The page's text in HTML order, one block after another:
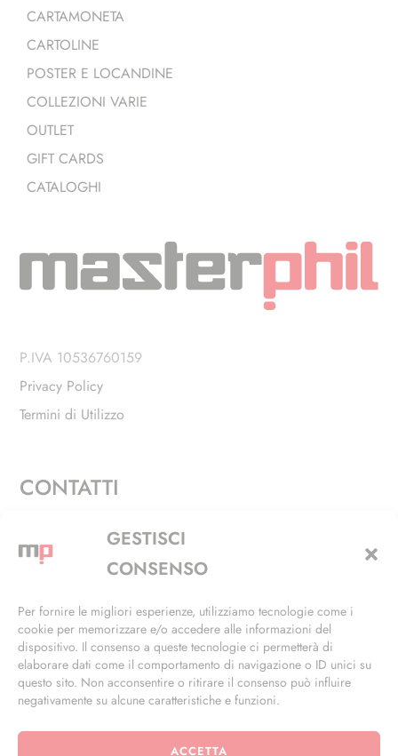
GESTISCI
CONSENSO
Per fornire le migliori esperienze, utilizziamo tecnologie come i
cookie per memorizzare e/o accedere alle informazioni del
dispositivo. Il consenso a queste tecnologie ci permetterà di
elaborare dati come il comportamento di navigazione o ID unici su
questo sito. Non acconsentire o ritirare il consenso può influire
negativamente su alcune caratteristiche e funzioni.
ACCETTA
CARTAMONETA
CARTOLINE
POSTER E LOCANDINE
COLLEZIONI VARIE
OUTLET
GIFT CARDS
CATALOGHI
P.IVA 10536760159
Privacy Policy
Termini di Utilizzo
CONTATTI
Via Alfieri, 27 - Trezzano Sul Naviglio (MI)
+39 02 4846 3155
info@masterphil.it